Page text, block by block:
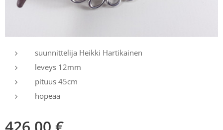
suunnittelija Heikki Hartikainen
leveys 12mm
pituus 45cm
hopeaa